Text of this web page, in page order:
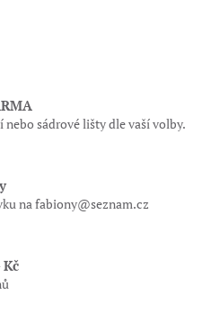
sádrové lišty dle vaší volby.
na fabiony@seznam.cz